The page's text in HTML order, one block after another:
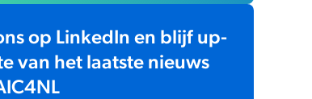
op LinkedIn en blijf up-
van het laatste nieuws